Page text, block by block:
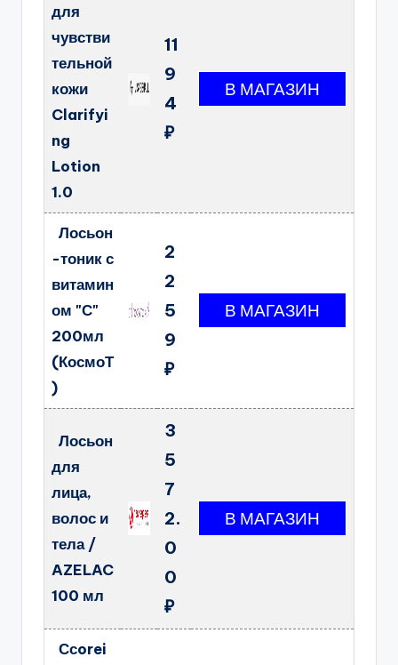
для
чувстви
тельной
кожи
Clarifyi
ng
Lotion
1.0
11
9
4
₽
Лосьон
-тоник с
витамин
ом "С"
200мл
(КосмоТ
)
2
2
5
9
₽
Лосьон
для
лица,
волос и
тела /
AZELAC
100 мл
3
5
7
2.
0
0
₽
Ссorei